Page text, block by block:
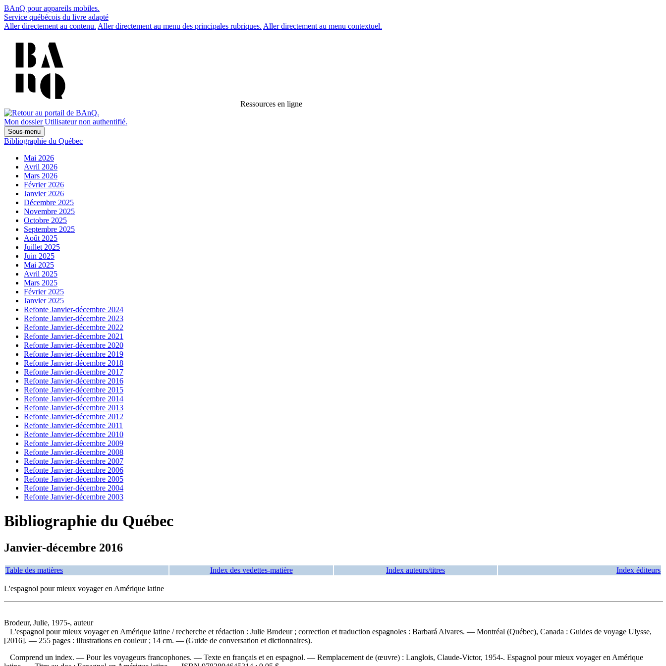
BAnQ pour appareils mobiles.
Service québécois du livre adapté
Aller directement au contenu. Aller directement au menu des principales rubriques. Aller directement au menu contextuel.
Ressources en ligne
Mon dossier Utilisateur non authentifié.
Sous-menu
Bibliographie du Québec
Mai 2026
Avril 2026
Mars 2026
Février 2026
Janvier 2026
Décembre 2025
Novembre 2025
Octobre 2025
Septembre 2025
Août 2025
Juillet 2025
Juin 2025
Mai 2025
Avril 2025
Mars 2025
Février 2025
Janvier 2025
Refonte Janvier-décembre 2024
Refonte Janvier-décembre 2023
Refonte Janvier-décembre 2022
Refonte Janvier-décembre 2021
Refonte Janvier-décembre 2020
Refonte Janvier-décembre 2019
Refonte Janvier-décembre 2018
Refonte Janvier-décembre 2017
Refonte Janvier-décembre 2016
Refonte Janvier-décembre 2015
Refonte Janvier-décembre 2014
Refonte Janvier-décembre 2013
Refonte Janvier-décembre 2012
Refonte Janvier-décembre 2011
Refonte Janvier-décembre 2010
Refonte Janvier-décembre 2009
Refonte Janvier-décembre 2008
Refonte Janvier-décembre 2007
Refonte Janvier-décembre 2006
Refonte Janvier-décembre 2005
Refonte Janvier-décembre 2004
Refonte Janvier-décembre 2003
Bibliographie du Québec
Janvier-décembre 2016
Table des matières Index des vedettes-matière Index auteurs/titres Index éditeurs
L'espagnol pour mieux voyager en Amérique latine
Brodeur, Julie, 1975-, auteur
L'espagnol pour mieux voyager en Amérique latine / recherche et rédaction : Julie Brodeur ; correction et traduction espagnoles : Barbará Alvares. — Montréal (Québec), Canada : Guides de voyage Ulysse,
[2016]. — 255 pages : illustrations en couleur ; 14 cm. — (Guide de conversation et dictionnaires).
Comprend un index. — Pour les voyageurs francophones. — Texte en français et en espagnol. — Remplacement de (œuvre) : Langlois, Claude-Victor, 1954-. Espagnol pour mieux voyager en Amérique